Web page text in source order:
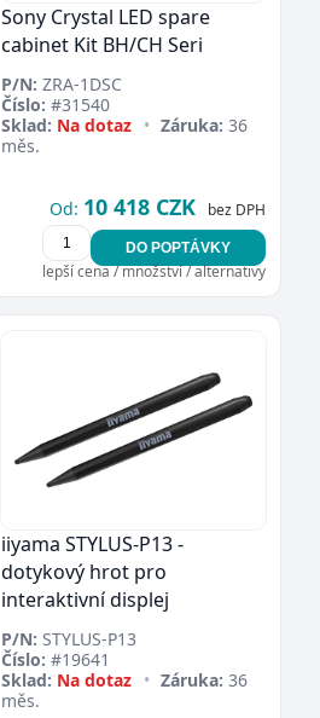
Sony Crystal LED spare
cabinet Kit BH/CH Seri
P/N: ZRA-1DSC
Číslo: #31540
Sklad: Na dotaz • Záruka: 36
měs.
Od: 10 418 CZK bez DPH
DO POPTÁVKY
lepší cena / množství / alternativy
iiyama STYLUS-P13 -
dotykový hrot pro
interaktivní displej
P/N: STYLUS-P13
Číslo: #19641
Sklad: Na dotaz • Záruka: 36
měs.